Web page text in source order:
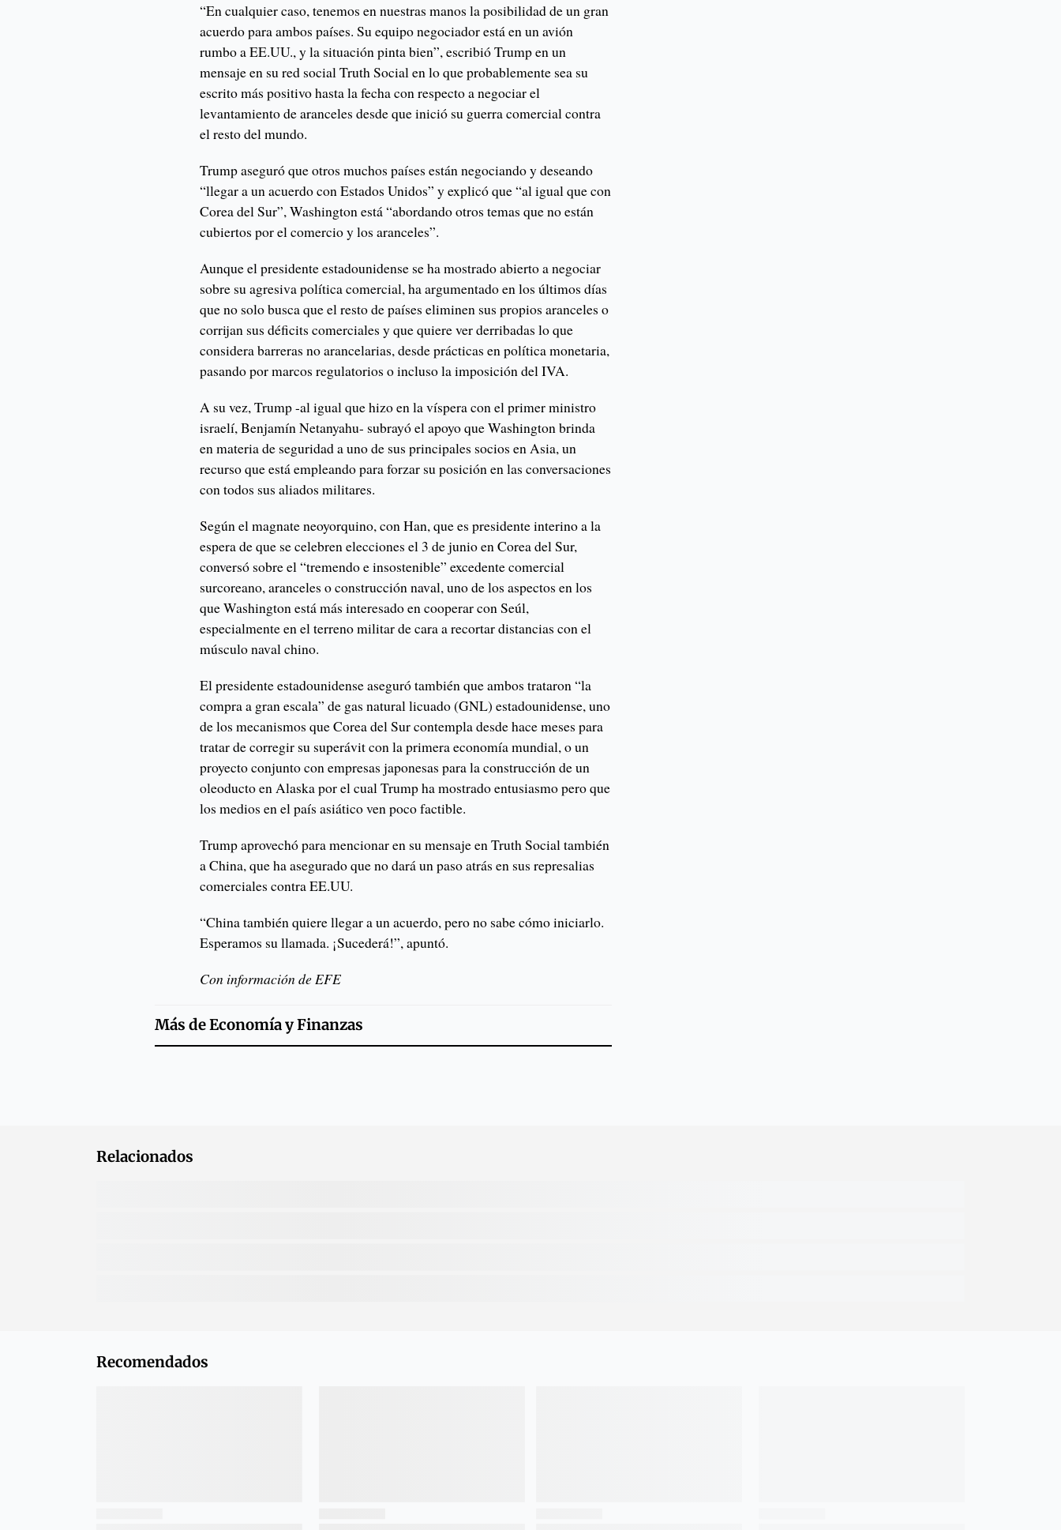
“En cualquier caso, tenemos en nuestras manos la posibilidad de un gran
acuerdo para ambos países. Su equipo negociador está en un avión
rumbo a EE.UU., y la situación pinta bien”, escribió Trump en un
mensaje en su red social Truth Social en lo que probablemente sea su
escrito más positivo hasta la fecha con respecto a negociar el
levantamiento de aranceles desde que inició su guerra comercial contra
el resto del mundo.
Trump aseguró que otros muchos países están negociando y deseando
“llegar a un acuerdo con Estados Unidos” y explicó que “al igual que con
Corea del Sur”, Washington está “abordando otros temas que no están
cubiertos por el comercio y los aranceles”.
Aunque el presidente estadounidense se ha mostrado abierto a negociar
sobre su agresiva política comercial, ha argumentado en los últimos días
que no solo busca que el resto de países eliminen sus propios aranceles o
corrijan sus déficits comerciales y que quiere ver derribadas lo que
considera barreras no arancelarias, desde prácticas en política monetaria,
pasando por marcos regulatorios o incluso la imposición del IVA.
A su vez, Trump -al igual que hizo en la víspera con el primer ministro
israelí, Benjamín Netanyahu- subrayó el apoyo que Washington brinda
en materia de seguridad a uno de sus principales socios en Asia, un
recurso que está empleando para forzar su posición en las conversaciones
con todos sus aliados militares.
Según el magnate neoyorquino, con Han, que es presidente interino a la
espera de que se celebren elecciones el 3 de junio en Corea del Sur,
conversó sobre el “tremendo e insostenible” excedente comercial
surcoreano, aranceles o construcción naval, uno de los aspectos en los
que Washington está más interesado en cooperar con Seúl,
especialmente en el terreno militar de cara a recortar distancias con el
músculo naval chino.
El presidente estadounidense aseguró también que ambos trataron “la
compra a gran escala” de gas natural licuado (GNL) estadounidense, uno
de los mecanismos que Corea del Sur contempla desde hace meses para
tratar de corregir su superávit con la primera economía mundial, o un
proyecto conjunto con empresas japonesas para la construcción de un
oleoducto en Alaska por el cual Trump ha mostrado entusiasmo pero que
los medios en el país asiático ven poco factible.
Trump aprovechó para mencionar en su mensaje en Truth Social también
a China, que ha asegurado que no dará un paso atrás en sus represalias
comerciales contra EE.UU.
“China también quiere llegar a un acuerdo, pero no sabe cómo iniciarlo.
Esperamos su llamada. ¡Sucederá!”, apuntó.
Con información de EFE
Más deEconomía y Finanzas
Relacionados
Recomendados